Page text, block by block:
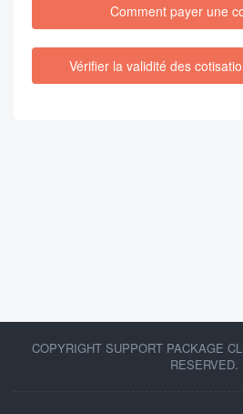
Comment payer une
Vérifier la validité des
COPYRIGHT SUPPORT PACKAGE
RESERVED.